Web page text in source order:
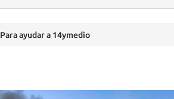
Para ayudar a 14ymedio